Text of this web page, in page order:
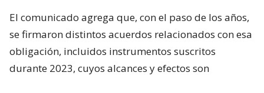
El comunicado agrega que, con el paso de los años,
se firmaron distintos acuerdos relacionados con esa
obligación, incluidos instrumentos suscritos
durante 2023, cuyos alcances y efectos son